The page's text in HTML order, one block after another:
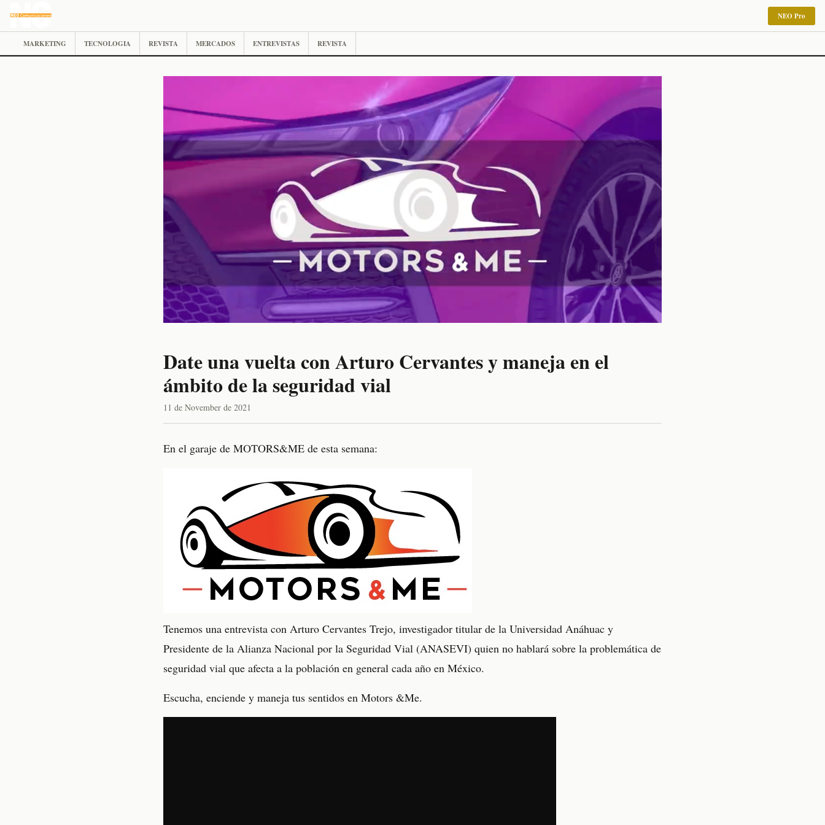
NEO Pro
MARKETING TECNOLOGIA REVISTA MERCADOS ENTREVISTAS REVISTA
Date una vuelta con Arturo Cervantes y maneja en el
ámbito de la seguridad vial
11 de November de 2021
En el garaje de MOTORS&ME de esta semana:
Tenemos una entrevista con Arturo Cervantes Trejo, investigador titular de la Universidad Anáhuac y
Presidente de la Alianza Nacional por la Seguridad Vial (ANASEVI) quien no hablará sobre la problemática de
seguridad vial que afecta a la población en general cada año en México.
Escucha, enciende y maneja tus sentidos en Motors &Me.